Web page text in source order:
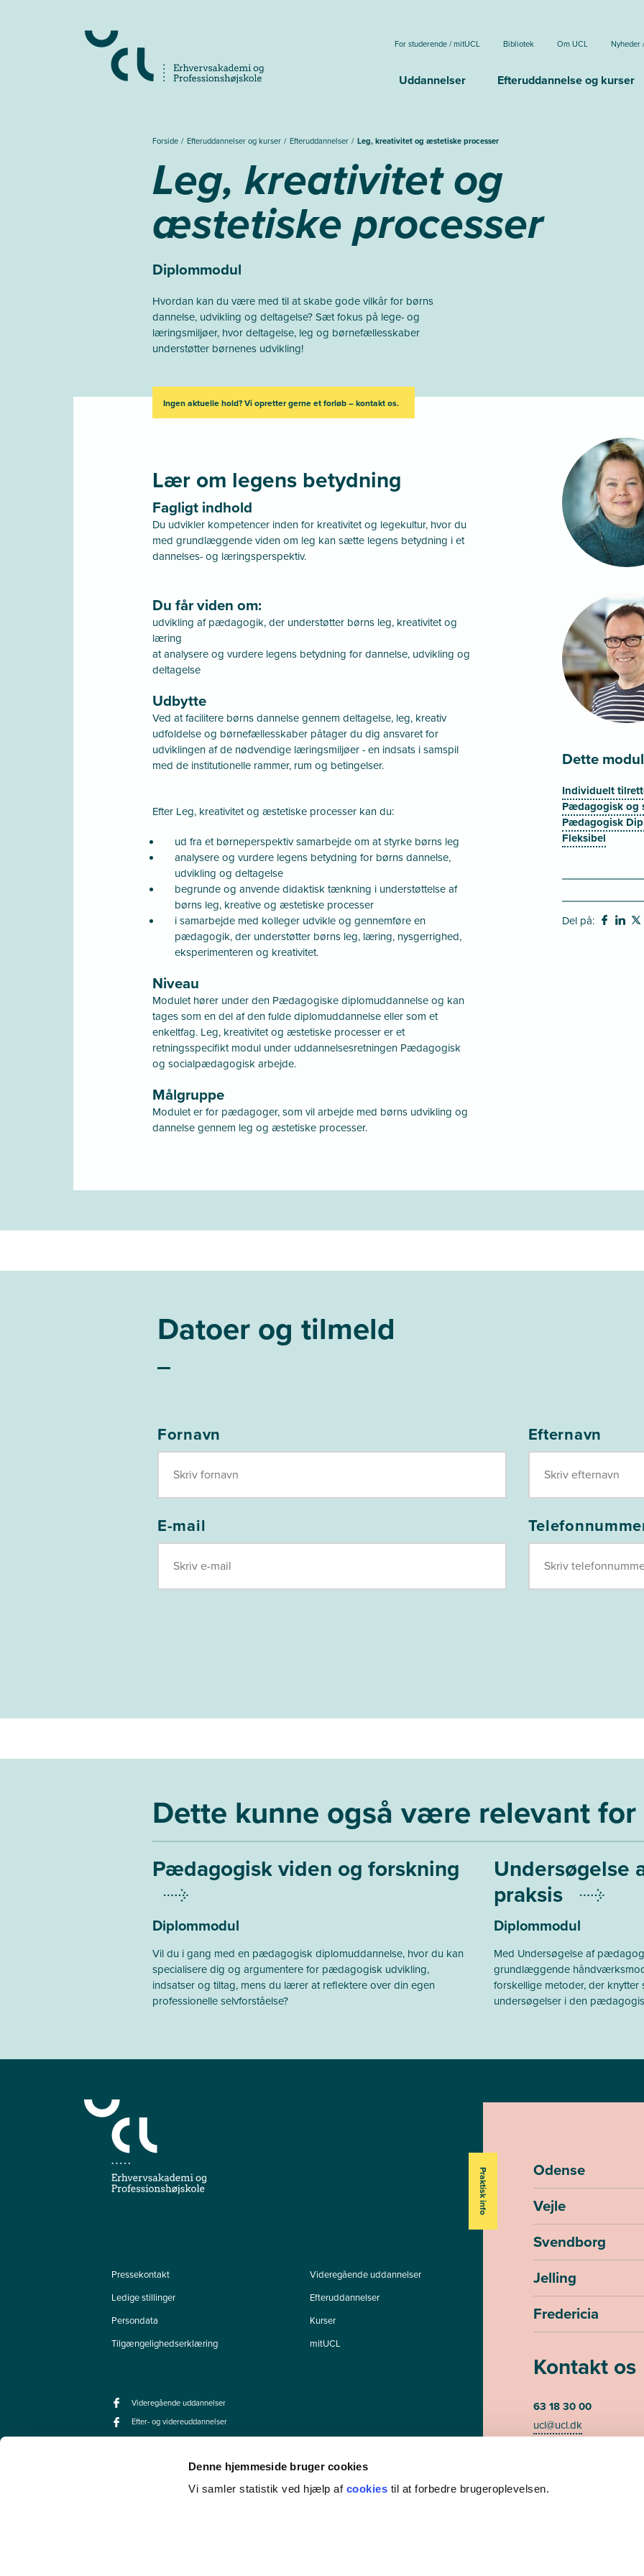
Denne hjemmeside bruger cookies
Vi samler statistik ved hjælp af cookies til at forbedre brugeroplevelsen.
For studerende / mitUCL Bibliotek Om UCL Nyheder
Uddannelser Efteruddannelse og kurser
Forside Efteruddannelser og kurser Efteruddannelser Leg, kreativitet og æstetiske processer
Leg, kreativitet og
æstetiske processer
Diplommodul
Hvordan kan du være med til at skabe gode vilkår for børns
dannelse, udvikling og deltagelse? Sæt fokus på lege- og
læringsmiljøer, hvor deltagelse, leg og børnefællesskaber
understøtter børnenes udvikling!
Ingen aktuelle hold? Vi opretter gerne et forløb – kontakt os.
Lær om legens betydning
Fagligt indhold
Du udvikler kompetencer inden for kreativitet og legekultur, hvor du
med grundlæggende viden om leg kan sætte legens betydning i et
dannelses- og læringsperspektiv.
Du får viden om:
udvikling af pædagogik, der understøtter børns leg, kreativitet og
læring
at analysere og vurdere legens betydning for dannelse, udvikling og
deltagelse
Udbytte
Ved at facilitere børns dannelse gennem deltagelse, leg, kreativ
udfoldelse og børnefællesskaber påtager du dig ansvaret for
udviklingen af de nødvendige læringsmiljøer - en indsats i samspil
med de institutionelle rammer, rum og betingelser.
Efter Leg, kreativitet og æstetiske processer kan du:
ud fra et børneperspektiv samarbejde om at styrke børns leg
analysere og vurdere legens betydning for børns dannelse,
udvikling og deltagelse
begrunde og anvende didaktisk tænkning i understøttelse af
børns leg, kreative og æstetiske processer
i samarbejde med kolleger udvikle og gennemføre en
pædagogik, der understøtter børns leg, læring, nysgerrighed,
eksperimenteren og kreativitet.
Niveau
Modulet hører under den Pædagogiske diplomuddannelse og kan
tages som en del af den fulde diplomuddannelse eller som et
enkeltfag. Leg, kreativitet og æstetiske processer er et
retningsspecifikt modul under uddannelsesretningen Pædagogisk
og socialpædagogisk arbejde.
Målgruppe
Modulet er for pædagoger, som vil arbejde med børns udvikling og
dannelse gennem leg og æstetiske processer.
Dette
Individuelt
Pædagogisk og
Pædagogisk
Fleksibel
Del på:
Datoer og tilmeld
Fornavn Efternavn
E-mail
Dette kunne også være relevant
Pædagogisk viden og forskning
Diplommodul
Vil du i gang med en pædagogisk diplomuddannelse, hvor du kan
specialisere dig og argumentere for pædagogisk udvikling,
indsatser og tiltag, mens du lærer at reflektere over din egen
professionelle selvforståelse?
Undersøgelse
praksis
Diplommodul
Med Undersøgelse af
grundlæggende
forskellige metoder, der
undersøgelser i den
Pressekontakt
Ledige stillinger
Persondata
Tilgængelighedserklæring
Videregående uddannelser
Efteruddannelser
Kurser
mitUCL
Videregående uddannelser
Efter- og videreuddannelser
Praktisk info
Odense
Vejle
Svendborg
Jelling
Fredericia
Kontakt os
63 18 30 00
ucl@ucl.dk
CVR-nummer